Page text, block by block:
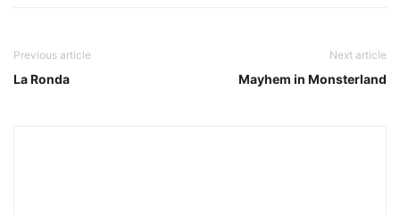
Previous article
La Ronda
Next article
Mayhem in Monsterland